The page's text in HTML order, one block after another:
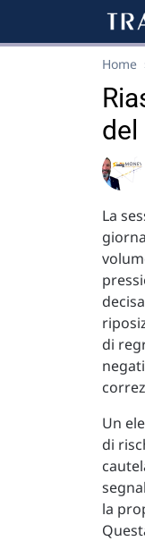
Home
La
di
Un
di
la